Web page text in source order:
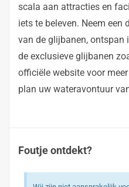
scala aan attracties en
iets te beleven. Neem
van de glijbanen, ontspan
de exclusieve glijbanen
officiële website voor
plan uw wateravontuur
Foutje ontdekt?